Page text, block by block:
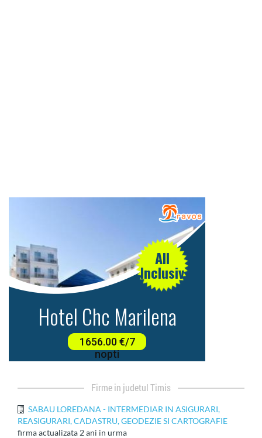
firme in judetul Timis
SABAU LOREDANA - INTERMEDIAR IN ASIGURARI,
REASIGURARI, CADASTRU, GEODEZIE SI CARTOGRAFIE
firma actualizata 2 ani in urma